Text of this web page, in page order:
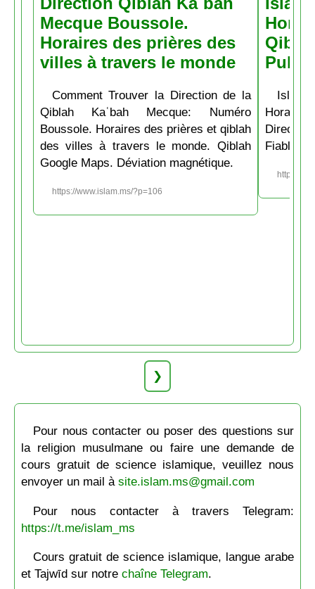
Mecque Boussole.
Horaires des prières des
villes à travers le monde
Comment Trouver la Direction de la
Qiblah Kaʿbah Mecque: Numéro
Boussole. Horaires des prières et qiblah
des villes à travers le monde. Qiblah
Google Maps. Déviation magnétique.
https://www.islam.ms/?p=106
Pubs
Fiable et
https://
❯
Pour nous contacter ou poser des questions sur
la religion musulmane ou faire une demande de
cours gratuit de science islamique, veuillez nous
envoyer un mail à site.islam.ms@gmail.com
Pour nous contacter à travers Telegram:
https://t.me/islam_ms
Cours gratuit de science islamique, langue arabe
et Tajwīd sur notre chaîne Telegram.